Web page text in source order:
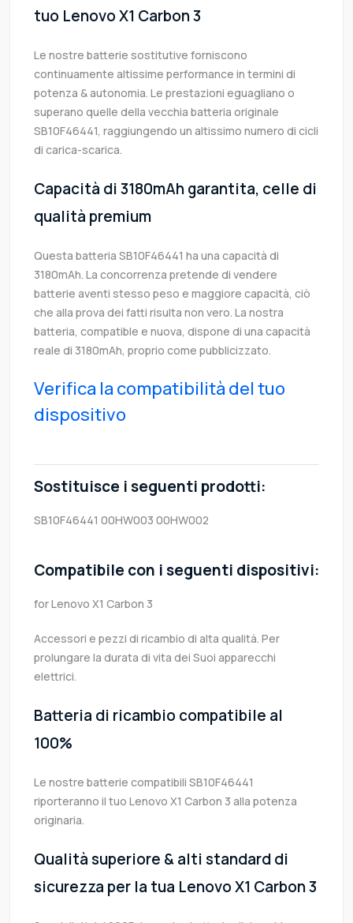
tuo Lenovo X1 Carbon 3
Le nostre batterie sostitutive forniscono
continuamente altissime performance in termini di
potenza & autonomia. Le prestazioni eguagliano o
superano quelle della vecchia batteria originale
SB10F46441, raggiungendo un altissimo numero di cicli
di carica-scarica.
Capacità di 3180mAh garantita, celle di
qualità premium
Questa batteria SB10F46441 ha una capacità di
3180mAh. La concorrenza pretende di vendere
batterie aventi stesso peso e maggiore capacità, ciò
che alla prova dei fatti risulta non vero. La nostra
batteria, compatible e nuova, dispone di una capacità
reale di 3180mAh, proprio come pubblicizzato.
Verifica la compatibilità del tuo
dispositivo
Sostituisce i seguenti prodotti:
SB10F46441 00HW003 00HW002
Compatibile con i seguenti dispositivi:
for Lenovo X1 Carbon 3
Accessori e pezzi di ricambio di alta qualità. Per
prolungare la durata di vita dei Suoi apparecchi
elettrici.
Batteria di ricambio compatibile al
100%
Le nostre batterie compatibili SB10F46441
riporteranno il tuo Lenovo X1 Carbon 3 alla potenza
originaria.
Qualità superiore & alti standard di
sicurezza per la tua Lenovo X1 Carbon 3